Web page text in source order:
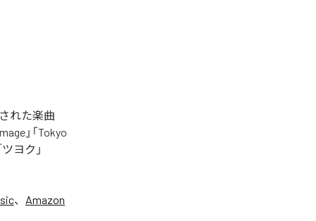
れた楽曲
」「Tokyo
ヨク」
、 Amazon